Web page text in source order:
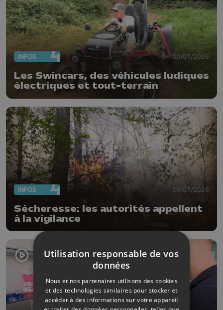
INFOS 30/07/2026
Les Swincars, des véhicules ludiques
électriques et tout-terrain
INFOS 29/07/2026
Sécheresse: les autorités appellent
à la vigilance
Utilisation responsable de vos
données
Nous et nos partenaires utilisons des cookies
et des technologies similaires pour stocker et
accéder à des informations sur votre appareil